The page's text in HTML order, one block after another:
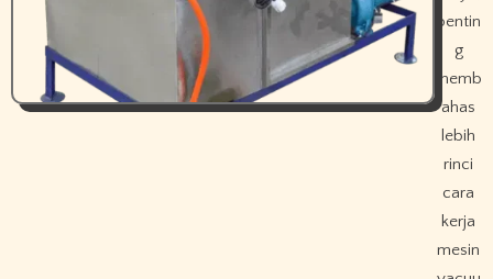
pentin
g
memb
ahas
lebih
rinci
cara
kerja
mesin